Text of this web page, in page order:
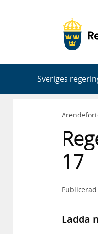
Sveriges
17
Publicerad
Ladda